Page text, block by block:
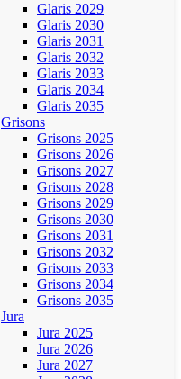
Glaris 2029
Glaris 2030
Glaris 2031
Glaris 2032
Glaris 2033
Glaris 2034
Glaris 2035
Grisons
Grisons 2025
Grisons 2026
Grisons 2027
Grisons 2028
Grisons 2029
Grisons 2030
Grisons 2031
Grisons 2032
Grisons 2033
Grisons 2034
Grisons 2035
Jura
Jura 2025
Jura 2026
Jura 2027